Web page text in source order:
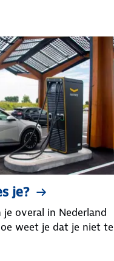
je?
overal in Nederland
weet je dat je niet te